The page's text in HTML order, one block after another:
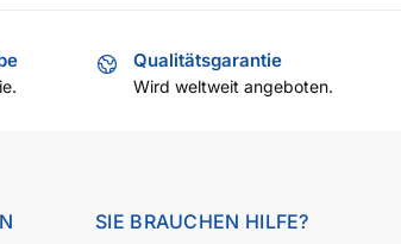
Qualitätsgarantie
Wird weltweit angeboten.
SIE BRAUCHEN HILFE?